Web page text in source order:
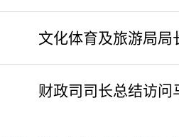
文化体育及旅游局局
财政司司长总结访问